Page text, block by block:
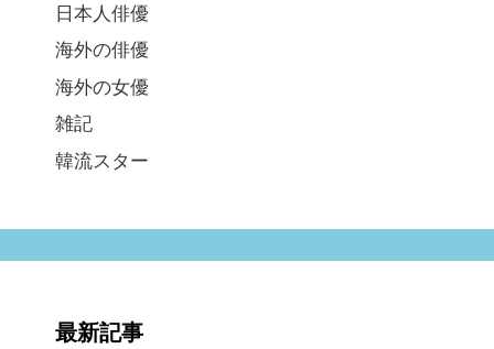
日本人俳優
海外の俳優
海外の女優
雑記
韓流スター
最新記事